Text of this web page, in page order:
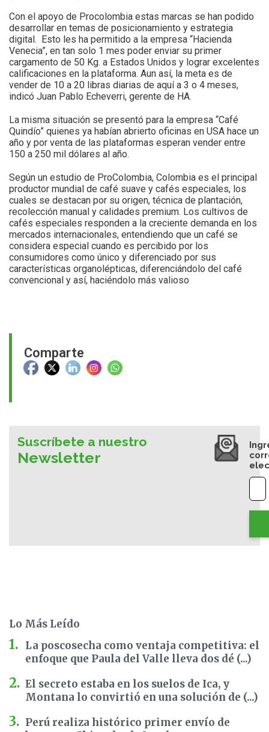
Comparte
Con el apoyo de Procolombia estas marcas se han podido
desarrollar en temas de posicionamiento y estrategia
digital. Esto les ha permitido a la empresa “Hacienda
Venecia”, en tan solo 1 mes poder enviar su primer
cargamento de 50 Kg. a Estados Unidos y lograr excelentes
calificaciones en la plataforma. Aun así, la meta es de
vender de 10 a 20 libras diarias de aquí a 3 o 4 meses,
indicó Juan Pablo Echeverri, gerente de HA.
La misma situación se presentó para la empresa “Café
Quindío” quienes ya habían abrierto oficinas en USA hace un
año y por venta de las plataformas esperan vender entre
150 a 250 mil dólares al año.
Según un estudio de ProColombia, Colombia es el principal
productor mundial de café suave y cafés especiales, los
cuales se destacan por su origen, técnica de plantación,
recolección manual y calidades premium. Los cultivos de
cafés especiales responden a la creciente demanda en los
mercados internacionales, entendiendo que un café se
considera especial cuando es percibido por los
consumidores como único y diferenciado por sus
características organolépticas, diferenciándolo del café
convencional y así, haciéndolo más valioso
Suscríbete a nuestro
Newsletter
Lo Más Leído
La poscosecha como ventaja competitiva: el
enfoque que Paula del Valle lleva dos dé (...)
El secreto estaba en los suelos de Ica, y
Montana lo convirtió en una solución de (...)
Perú realiza histórico primer envío de